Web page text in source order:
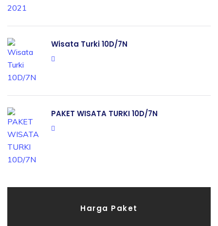
Wisata Turki 10D/7N
PAKET WISATA TURKI 10D/7N
Harga Paket